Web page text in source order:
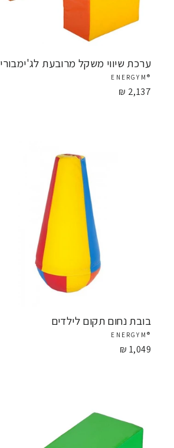
ערכת שיווי משקל מרובעת לג'ימבורי
®ENERGYM
2,137 ₪
בובת נחום תקום לילדים
®ENERGYM
1,049 ₪